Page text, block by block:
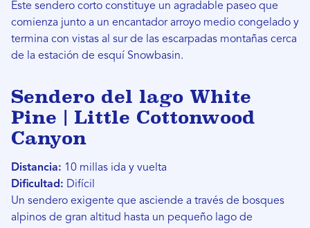
Este sendero corto constituye un agradable paseo que
comienza junto a un encantador arroyo medio congelado y
termina con vistas al sur de las escarpadas montañas cerca
de la estación de esquí Snowbasin.
Sendero del lago White
Pine | Little Cottonwood
Canyon
Distancia: 10 millas ida y vuelta
Dificultad: Difícil
Un sendero exigente que asciende a través de bosques
alpinos de gran altitud hasta un pequeño lago de